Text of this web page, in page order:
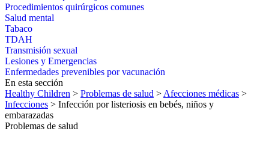
Procedimientos quirúrgicos comunes
Salud mental
Tabaco
TDAH
Transmisión sexual
Lesiones y Emergencias
Enfermedades prevenibles por vacunación
En esta sección
Healthy Children > Problemas de salud > Afecciones médicas >
Infecciones > Infección por listeriosis en bebés, niños y
embarazadas
Problemas de salud